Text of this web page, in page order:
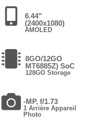
6.44"
(2400x1080)
AMOLED
8GO/12GO
MT6885Z) SoC
128GO Storage
-MP, f/1.73
1 Arrière Appareil
Photo